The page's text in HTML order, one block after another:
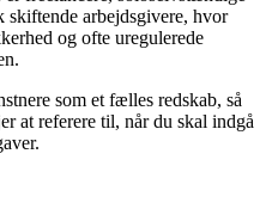
arbejdsgivere, hvor
og ofte uregulerede
som et fælles redskab, så
at referere til, når du skal indgå